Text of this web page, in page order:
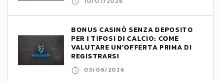
BONUS CASINÒ SENZA DEPOSITO
PER I TIFOSI DI CALCIO: COME
VALUTARE UN’OFFERTA PRIMA DI
REGISTRARSI
03/06/2026